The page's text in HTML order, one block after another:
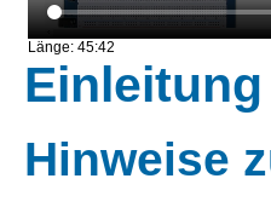
Länge: 45:42
Einleitung
Hinweise